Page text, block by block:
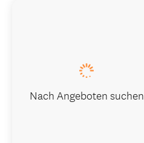
Nach Angeboten suchen